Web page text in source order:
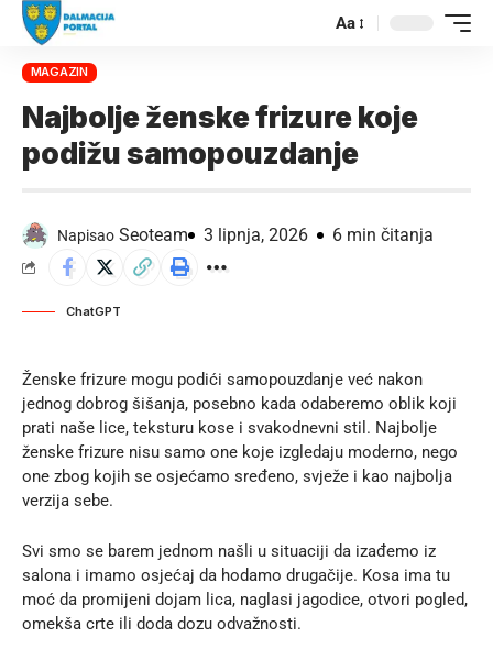
Aa
MAGAZIN
Najbolje ženske frizure koje
podižu samopouzdanje
Napisao Seoteam 3 lipnja, 2026 6 min čitanja
ChatGPT
Ženske frizure mogu podići samopouzdanje već nakon
jednog dobrog šišanja, posebno kada odaberemo oblik koji
prati naše lice, teksturu kose i svakodnevni stil. Najbolje
ženske frizure nisu samo one koje izgledaju moderno, nego
one zbog kojih se osjećamo sređeno, svježe i kao najbolja
verzija sebe.
Svi smo se barem jednom našli u situaciji da izađemo iz
salona i imamo osjećaj da hodamo drugačije. Kosa ima tu
moć da promijeni dojam lica, naglasi jagodice, otvori pogled,
omekša crte ili doda dozu odvažnosti.